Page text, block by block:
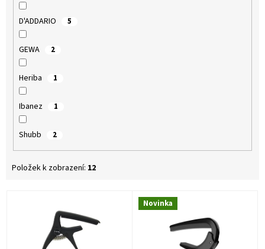
D'ADDARIO 5
GEWA 2
Heriba 1
Ibanez 1
Shubb 2
Položek k zobrazení: 12
Novinka